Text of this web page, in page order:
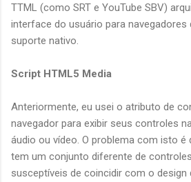
TTML (como SRT e YouTube SBV)
interface do usuário para navegadores
suporte nativo.
Script HTML5 Media
Anteriormente, eu usei o atributo de
navegador para exibir seus controles
áudio ou vídeo. O problema com isto é
tem um conjunto diferente de
susceptíveis de coincidir com o design